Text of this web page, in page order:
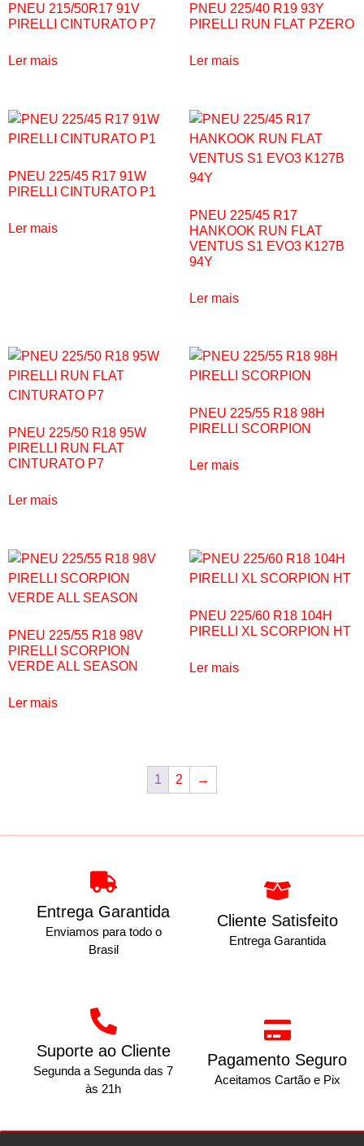
PNEU 215/50R17 91V
PIRELLI CINTURATO P7
Ler mais
PNEU 225/40 R19 93Y
PIRELLI RUN FLAT PZERO
Ler mais
PNEU 225/45 R17 91W
PIRELLI CINTURATO P1
Ler mais
PNEU 225/45 R17
HANKOOK RUN FLAT
VENTUS S1 EVO3 K127B
94Y
Ler mais
PNEU 225/50 R18 95W
PIRELLI RUN FLAT
CINTURATO P7
Ler mais
PNEU 225/55 R18 98H
PIRELLI SCORPION
Ler mais
PNEU 225/55 R18 98V
PIRELLI SCORPION
VERDE ALL SEASON
Ler mais
PNEU 225/60 R18 104H
PIRELLI XL SCORPION HT
Ler mais
1 2 →
Entrega Garantida
Enviamos para todo o
Brasil
Cliente Satisfeito
Entrega Garantida
Suporte ao Cliente
Segunda a Segunda das 7
às 21h
Pagamento Seguro
Aceitamos Cartão e Pix